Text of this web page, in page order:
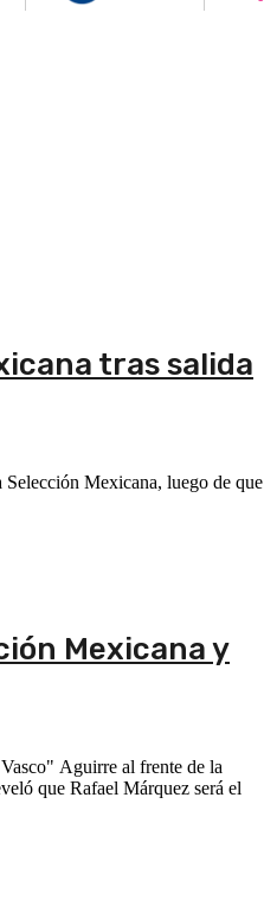
tras salida
Mexicana, luego de que
Mexicana y
Aguirre al frente de la
que Rafael Márquez será el